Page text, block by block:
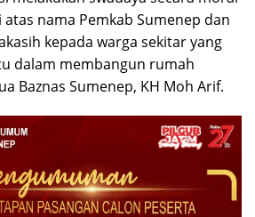
nama Pemkab Sumenep dan
kepada warga sekitar yang
dalam membangun rumah
Baznas Sumenep, KH Moh Arif.